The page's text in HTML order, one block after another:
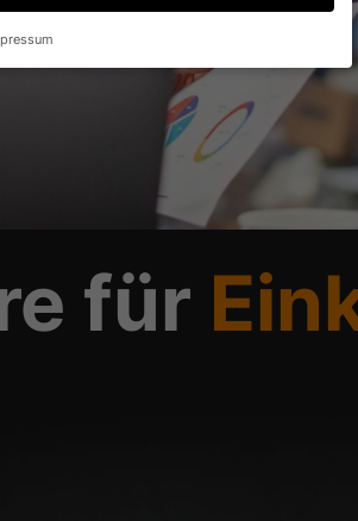
für
geben möchten, müssen Sie Ihre
Einige von ihnen sind essenziell, während
Daten können
und Inhalte oder Anzeigen- und
finden Sie in unserer
Ihre Einwilligung zu ganzen Kategorien
Cookies auswählen.